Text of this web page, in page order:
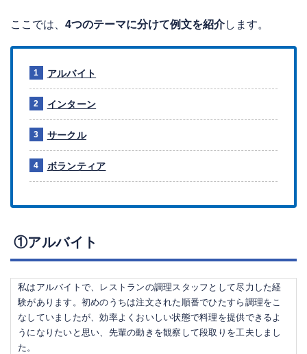
ここでは、 4つのテーマに分けて例文を紹介します。
アルバイト
インターン
サークル
ボランティア
①アルバイト
私はアルバイトで、レストランの調理スタッフとして尽力した経
験があります。初めのうちは注文された順番でひたすら調理をこ
なしていましたが、効率よくおいしい状態で料理を提供できるよ
うになりたいと思い、先輩の動きを観察して段取りを工夫しまし
た。